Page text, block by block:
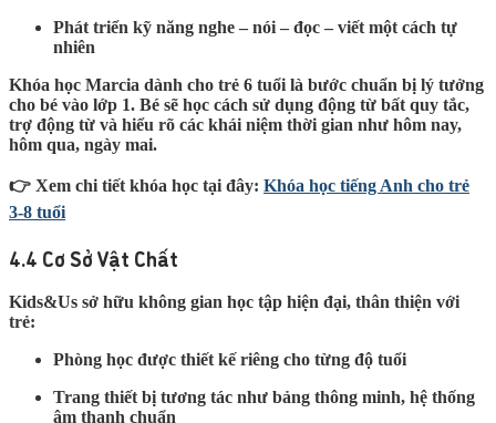
Phát triển kỹ năng nghe – nói – đọc – viết một cách tự
nhiên
Khóa học Marcia dành cho trẻ 6 tuổi là bước chuẩn bị lý tưởng
cho bé vào lớp 1. Bé sẽ học cách sử dụng động từ bất quy tắc,
trợ động từ và hiểu rõ các khái niệm thời gian như hôm nay,
hôm qua, ngày mai.
👉 Xem chi tiết khóa học tại đây: Khóa học tiếng Anh cho trẻ
3-8 tuổi
4.4 Cơ Sở Vật Chất
Kids&Us sở hữu không gian học tập hiện đại, thân thiện với
trẻ:
Phòng học được thiết kế riêng cho từng độ tuổi
Trang thiết bị tương tác như bảng thông minh, hệ thống
âm thanh chuẩn